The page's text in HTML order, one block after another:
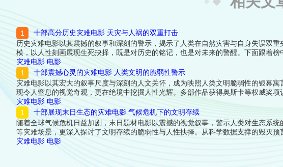
十部高分历史灾难电影 天灾与人祸的双重打击
历史灾难电影以其震撼的叙事和深刻的警示，揭示了人类在自然灾害与自身失误双
模，以人性刻画展现生死抉择，既是对历史的铭记，也是对未来的警醒。下面跟着榜
灾难电影 电影
十部震撼心灵的灾难电影 人类文明的脆弱性警示
灾难电影以其宏大的叙事尺度与深刻的人文关怀，成为映照人类文明脆弱性的银幕
现令人窒息的视觉奇观，更在绝境中挖掘人性光辉。多部作品获得奥斯卡等权威奖
义更引发科学界持续讨论。下面跟着榜中榜编辑一起来看看详细名单吧！
灾难电影 电影
十部展现末日生态的灾难电影 气候危机下的文明存续
随着全球气候危机日益加剧，末日题材电影以震撼的视觉叙事，警示人类对生态系
等灾难场景，更深入探讨了文明存续的脆弱性与人性抉择。从科学数据支撑的毁灭
榜编辑一起来看看详细名单吧！
灾难电影 电影